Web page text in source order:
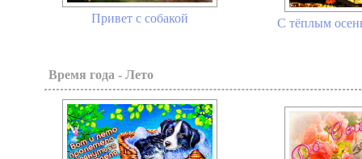
Привет с собакой С тёплым
Время года - Лето